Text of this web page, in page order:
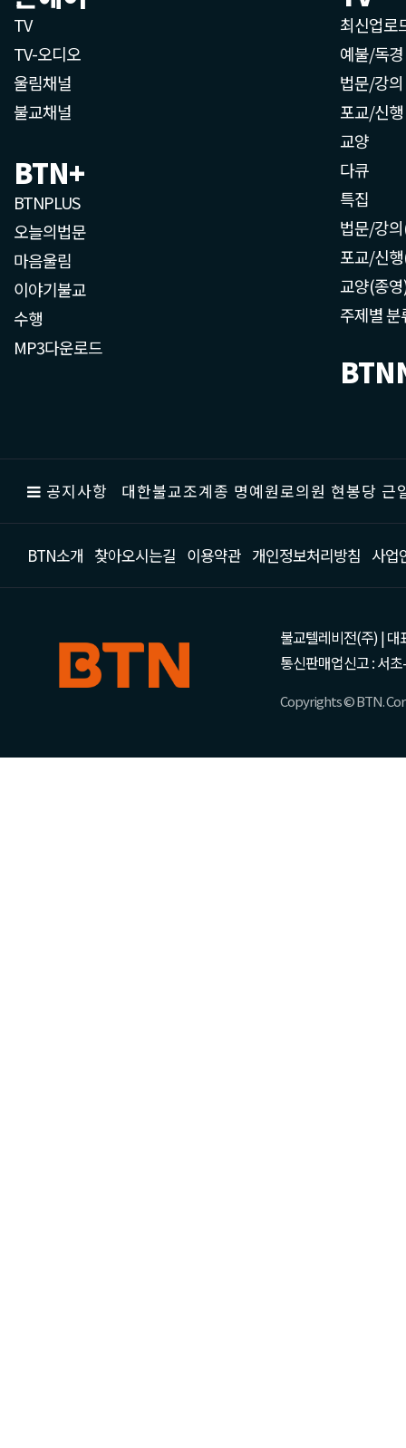
TV
TV-오디오
울림채널
불교채널
BTN+
BTNPLUS
오늘의법문
마음울림
이야기불교
수행
MP3다운로드
최신업로
예불/독경
법문/강의
포교/신행
교양
다큐
특집
법문/강
포교/신
교양(종
주제별 분
공지사항 대한불교조계종 명예원로의원 현봉당
BTN소개 찾아오시는길 이용약관 개인정보처리방침 사업
불교텔레비전(주) | 대
통신판매업신고 : 서
Copyrights © BTN.